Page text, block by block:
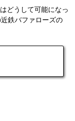
どうして可能になっ
鉄バファローズの